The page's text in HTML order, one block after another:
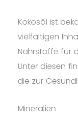
Kokosöl ist
vielfältigen
Nährstoffe für
Unter diesen
die zur
Mineralien